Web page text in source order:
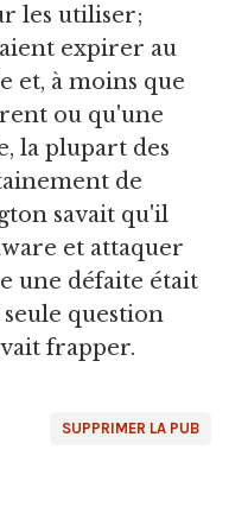
les utiliser;
expirer au
et, à moins que
ou qu'une
la plupart des
de
savait qu'il
et attaquer
une défaite était
question
frapper.
SUPPRIMER LA PUB